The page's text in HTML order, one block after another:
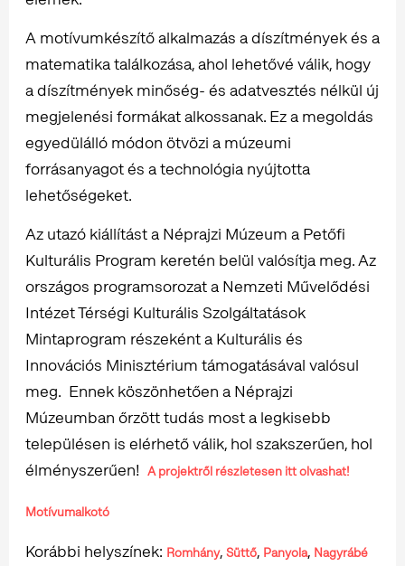
A motívumkészítő alkalmazás a díszítmények és a
matematika találkozása, ahol lehetővé válik, hogy
a díszítmények minőség- és adatvesztés nélkül új
megjelenési formákat alkossanak. Ez a megoldás
egyedülálló módon ötvözi a múzeumi
forrásanyagot és a technológia nyújtotta
lehetőségeket.
Az utazó kiállítást a Néprajzi Múzeum a Petőfi
Kulturális Program keretén belül valósítja meg. Az
országos programsorozat a Nemzeti Művelődési
Intézet Térségi Kulturális Szolgáltatások
Mintaprogram részeként a Kulturális és
Innovációs Minisztérium támogatásával valósul
meg. Ennek köszönhetően a Néprajzi
Múzeumban őrzött tudás most a legkisebb
településen is elérhető válik, hol szakszerűen, hol
élményszerűen! A projektről részletesen itt olvashat!
Motívumalkotó
Korábbi helyszínek: Romhány, Süttő, Panyola, Nagyrábé